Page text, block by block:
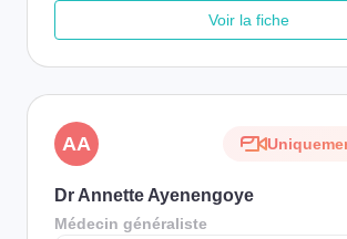
Voir la fiche
AA
Dr Annette Ayenengoye
Médecin généraliste